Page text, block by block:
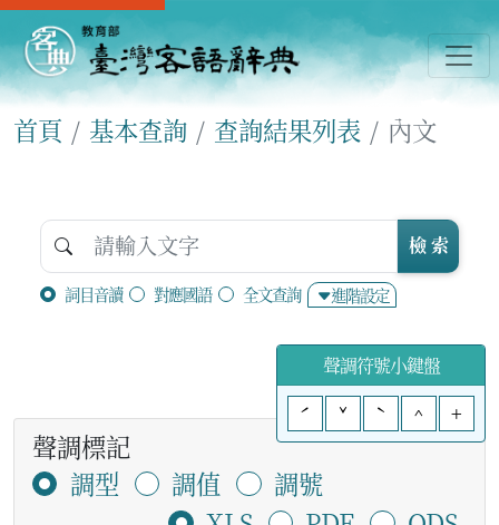
首頁 基本查詢 查詢結果列表 內文
詞目音讀 對應國語 全文查詢 進階設定
檢 索
聲調符號小鍵盤
ˊ
ˇ ˋ ^ +
聲調標記
調型
調值
調號